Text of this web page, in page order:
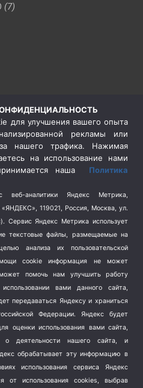
(7)
для улучшения вашего опыта
рекламы или
нашего трафика. Нажимая
на использование нами
наша Политика
веб-аналитики Яндекс Метрика,
119021, Россия, Москва, ул.
Сервис Яндекс Метрика использует
текстовые файлы, размещаемые на
анализа их пользовательской
cookie информация не может
помочь нам улучшить работу
вами данного сайта,
передаваться Яндексу и храниться
Федерации. Яндекс будет
оценки использования вами сайта,
о деятельности нашего сайта, и
обрабатывает эту информацию в
использования сервиса Яндекс
от использования cookies, выбрав